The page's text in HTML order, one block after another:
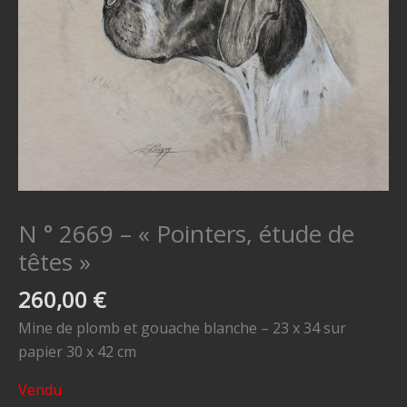
N ° 2669 – « Pointers, étude de
têtes »
260,00 €
Mine de plomb et gouache blanche – 23 x 34 sur
papier 30 x 42 cm
Vendu